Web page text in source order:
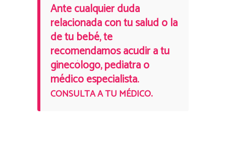
Ante cualquier duda
relacionada con tu salud o la
de tu bebé, te
recomendamos acudir a tu
ginecólogo, pediatra o
médico especialista.
CONSULTA A TU MÉDICO.